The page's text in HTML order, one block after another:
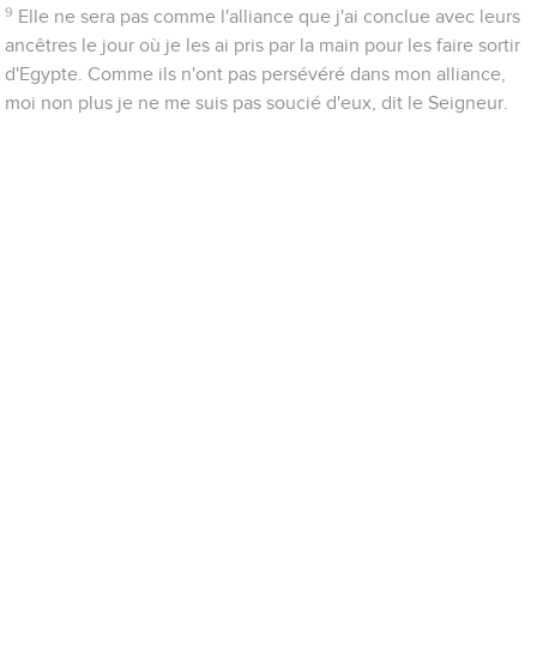
9 Elle ne sera pas comme l'alliance que j'ai conclue avec leurs
ancêtres le jour où je les ai pris par la main pour les faire sortir
d'Egypte. Comme ils n'ont pas persévéré dans mon alliance,
moi non plus je ne me suis pas soucié d'eux, dit le Seigneur.